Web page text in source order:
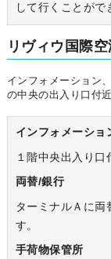
して行くことがで
リヴィウ国際
インフォメーション
の中央の出入り口付
インフォメーショ
１階中央出入り口
両替/銀行
ターミナルＡに両
す。
手荷物保管所